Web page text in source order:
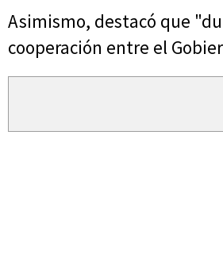
Asimismo, destacó que
cooperación entre el